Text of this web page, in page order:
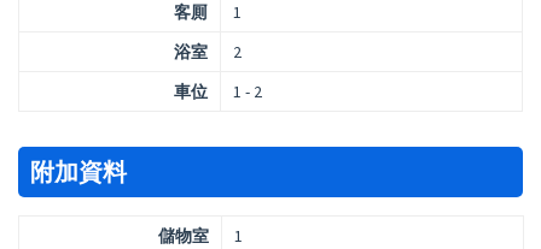
客厠
1
浴室
2
車位
1 - 2
附加資料
儲物室
1